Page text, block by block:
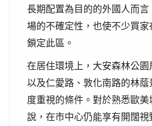
長期配置為目的的外國人而
場的不確定性，也使不少買
鎖定此區。
在居住環境上，大安森林公園
以及仁愛路、敦化南路的林
度重視的條件。對於熟悉歐
說，在市中心仍能享有開闊